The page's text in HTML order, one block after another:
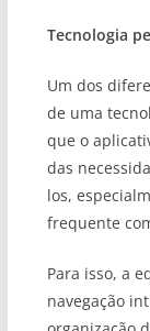
Tecnologia
Um dos
de uma
que o
das
los,
frequente
Para isso, a
navegação